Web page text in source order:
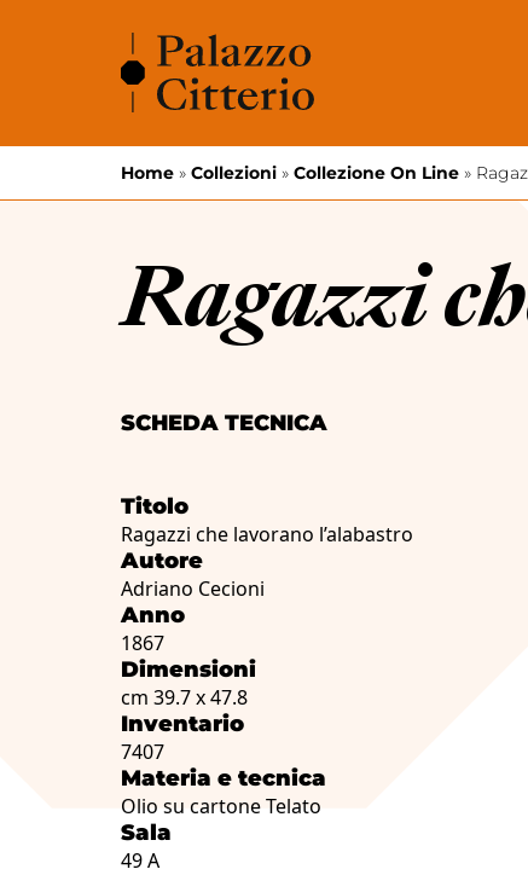
Home » Collezioni » Collezione On Line »
Ragazzi
SCHEDA TECNICA
Titolo
Ragazzi che lavorano l’alabastro
Autore
Adriano Cecioni
Anno
1867
Dimensioni
cm 39.7 x 47.8
Inventario
7407
Materia e tecnica
Olio su cartone Telato
Sala
49 A